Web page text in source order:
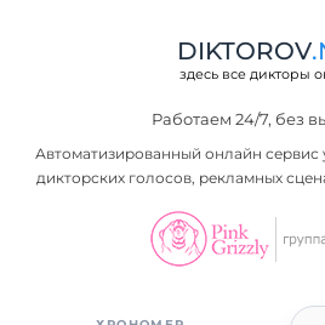
DIKTOROV
здесь все дикторы
Работаем 24/7, без
Автоматизированный онлайн сервис
дикторских голосов, рекламных